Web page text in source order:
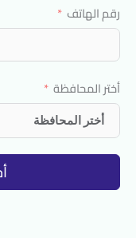
رقم الهاتف
أختر المحافظة